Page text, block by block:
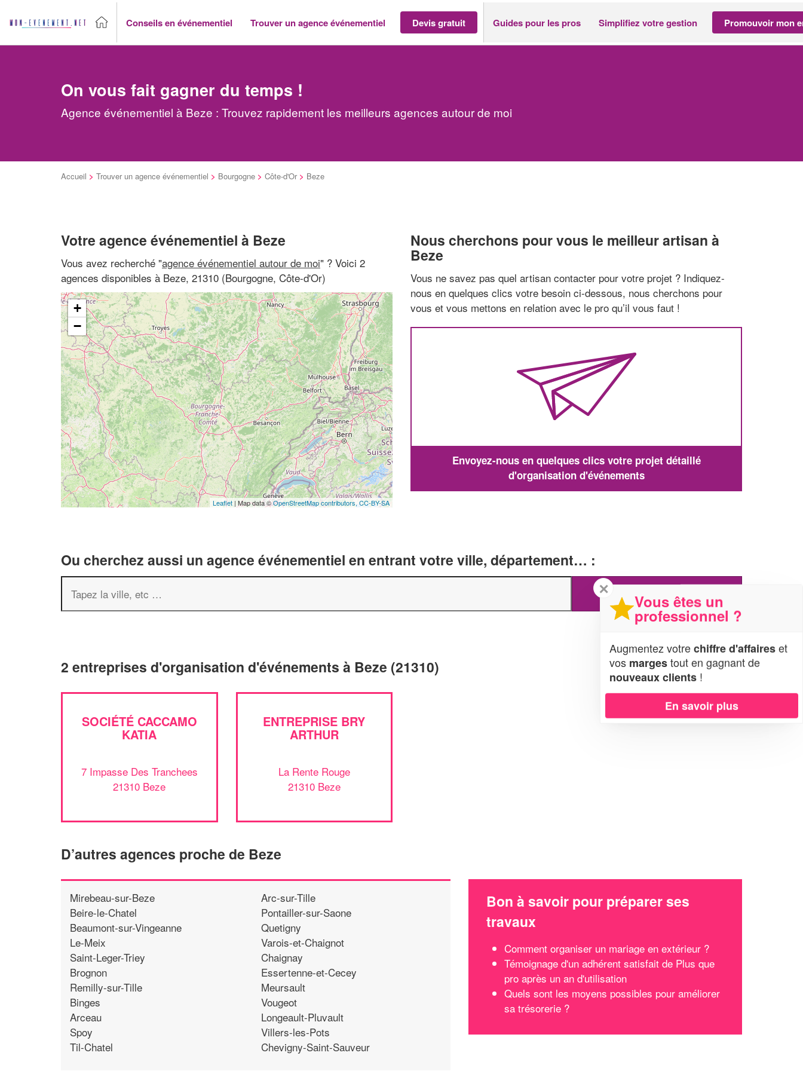
Conseils en événementiel Trouver un agence événementiel Devis gratuit Guides pour les pros Simplifiez votre gestion Promouvoir mon
On vous fait gagner du temps !
Agence événementiel à Beze : Trouvez rapidement les meilleurs agences autour de moi
Accueil > Trouver un agence événementiel > Bourgogne > Côte-d'Or > Beze
Votre agence événementiel à Beze
Vous avez recherché "agence événementiel autour de moi" ? Voici 2
agences disponibles à Beze, 21310 (Bourgogne, Côte-d'Or)
+
−
Leaflet | Map data ©OpenStreetMap contributors,CC-BY-SA
Nous cherchons pour vous le meilleur artisan à
Beze
Vous ne savez pas quel artisan contacter pour votre projet ? Indiquez-
nous en quelques clics votre besoin ci-dessous, nous cherchons pour
vous et vous mettons en relation avec le pro qu’il vous faut !
Envoyez-nous en quelques clics votre projet détaillé
d'organisation d'événements
Ou cherchez aussi un agence événementiel en entrant votre ville, département… :
2 entreprises d'organisation d'événements à Beze (21310)
SOCIÉTÉ CACCAMO
KATIA
7 Impasse Des Tranchees
21310 Beze
ENTREPRISE BRY
ARTHUR
La Rente Rouge
21310 Beze
D’autres agences proche de Beze
Mirebeau-sur-Beze
Beire-le-Chatel
Beaumont-sur-Vingeanne
Le-Meix
Saint-Leger-Triey
Brognon
Remilly-sur-Tille
Binges
Arceau
Spoy
Til-Chatel
Arc-sur-Tille
Pontailler-sur-Saone
Quetigny
Varois-et-Chaignot
Chaignay
Essertenne-et-Cecey
Meursault
Vougeot
Longeault-Pluvault
Villers-les-Pots
Chevigny-Saint-Sauveur
Bon à savoir pour préparer ses
travaux
Comment organiser un mariage en extérieur ?
Témoignage d'un adhérent satisfait de Plus que
pro après un an d'utilisation
Quels sont les moyens possibles pour améliorer
sa trésorerie ?
✕
Vous êtes un
professionnel ?
Augmentez votrechiffre d'affaireset
vos margestout en gagnant de
nouveaux clients !
En savoir plus